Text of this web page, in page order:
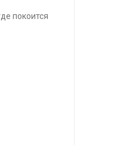
покоится